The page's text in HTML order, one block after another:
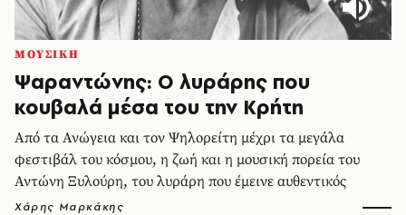
ΜΟΥΣΙΚΗ
Ψαραντώνης: Ο λυράρης που
κουβαλά μέσα του την Κρήτη
Από τα Ανώγεια και τον Ψηλορείτη μέχρι τα μεγάλα
φεστιβάλ του κόσμου, η ζωή και η μουσική πορεία του
Αντώνη Ξυλούρη, του λυράρη που έμεινε αυθεντικός
Χάρης Μαρκάκης